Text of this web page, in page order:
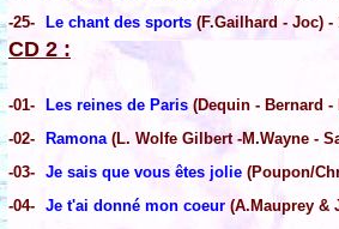
-25-
Le chant des sports (F.Gailhard - Joc) -
CD 2 :
-01- Les reines de Paris (Dequin - Bernard -
-02-
Ramona (L. Wolfe Gilbert -M.Wayne -
-03- Je sais que vous êtes jolie (Poupon/
-04- Je t'ai donné mon coeur (A.Mauprey &